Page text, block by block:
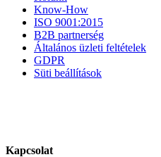
Know-How
ISO 9001:2015
B2B partnerség
Általános üzleti feltételek
GDPR
Süti beállítások
Kapcsolat